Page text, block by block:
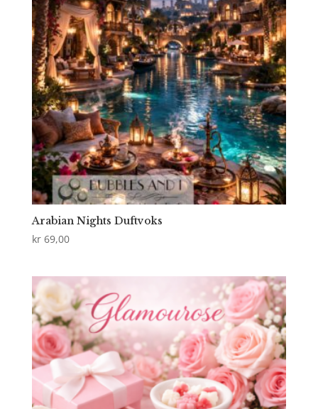
Arabian Nights Duftvoks
kr69,00